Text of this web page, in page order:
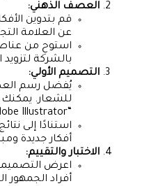
العصف الذهني:
قم بتدوين
عن العلامة
استوحِ من
بالشركة
التصميم الأولي:
يُفضل رسم
للشعار.
“Adobe Illustrator” أو حتى الورق والقلم.
استنادًا إلى
أفكار جديدة
الاختبار والتقييم:
اعرض
أفراد الجمهور